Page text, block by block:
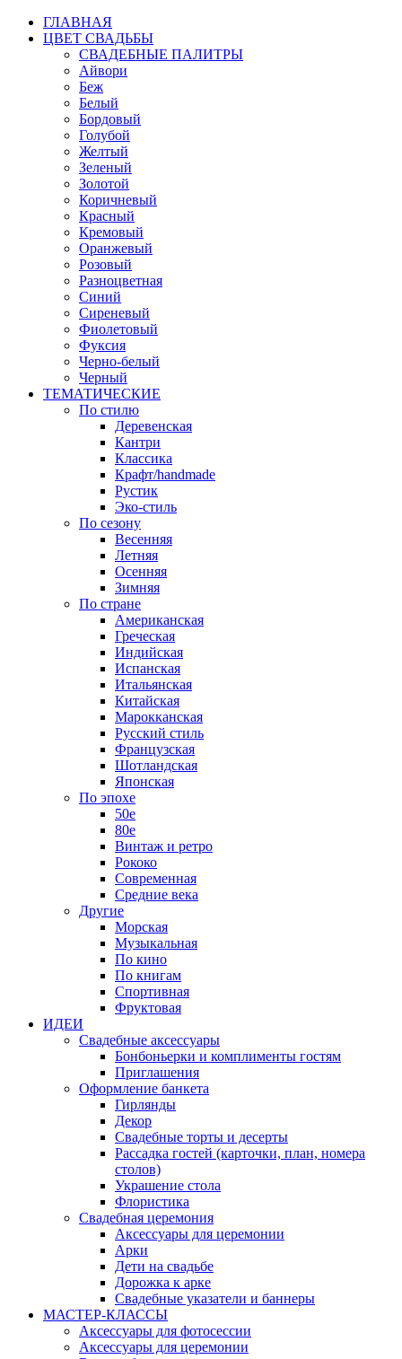
ГЛАВНАЯ
ЦВЕТ СВАДЬБЫ
СВАДЕБНЫЕ ПАЛИТРЫ
Айвори
Беж
Белый
Бордовый
Голубой
Желтый
Зеленый
Золотой
Коричневый
Красный
Кремовый
Оранжевый
Розовый
Разноцветная
Синий
Сиреневый
Фиолетовый
Фуксия
Черно-белый
Черный
ТЕМАТИЧЕСКИЕ
По стилю
Деревенская
Кантри
Классика
Крафт/handmade
Рустик
Эко-стиль
По сезону
Весенняя
Летняя
Осенняя
Зимняя
По стране
Американская
Греческая
Индийская
Испанская
Итальянская
Китайская
Марокканская
Русский стиль
Французская
Шотландская
Японская
По эпохе
50е
80е
Винтаж и ретро
Рококо
Современная
Средние века
Другие
Морская
Музыкальная
По кино
По книгам
Спортивная
Фруктовая
ИДЕИ
Свадебные аксессуары
Бонбоньерки и комплименты гостям
Приглашения
Оформление банкета
Гирлянды
Декор
Свадебные торты и десерты
Рассадка гостей (карточки, план, номера
столов)
Украшение стола
Флористика
Свадебная церемония
Аксессуары для церемонии
Арки
Дети на свадьбе
Дорожка к арке
Свадебные указатели и баннеры
МАСТЕР-КЛАССЫ
Аксессуары для фотосессии
Аксессуары для церемонии